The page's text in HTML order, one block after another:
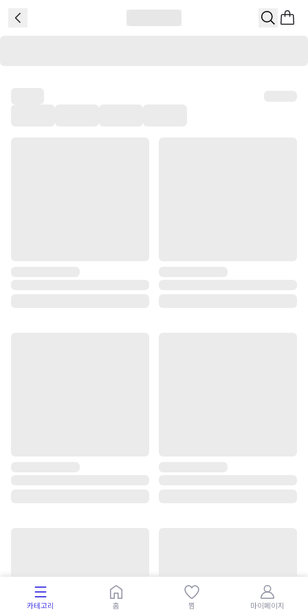
카테고리 홈 찜 마이페이지